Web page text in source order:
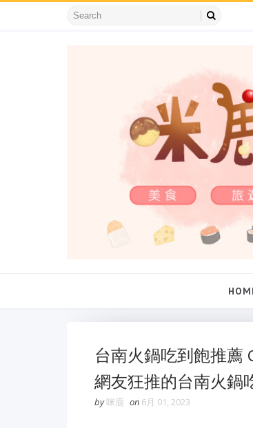
台南火鍋吃到飽推薦
網友狂推的台南火鍋
by咪鹿 on 6月 01, 2023